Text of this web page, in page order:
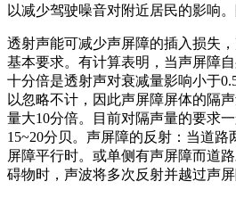
以减少驾驶噪音对附近居民的影响
透射声能可减少声屏障的插入损失
基本要求。有计算表明，当声屏障
十分倍是透射声对衰减量影响小于
以忽略不计，因此声屏障屏体的隔
量大10分倍。目前对隔声量的要求
15~20分贝。声屏障的反射：当道
屏障平行时。或单侧有声屏障而道
碍物时，声波将多次反射并越过声